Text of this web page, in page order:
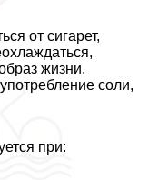
от сигарет,
жизни,
соли,
при: